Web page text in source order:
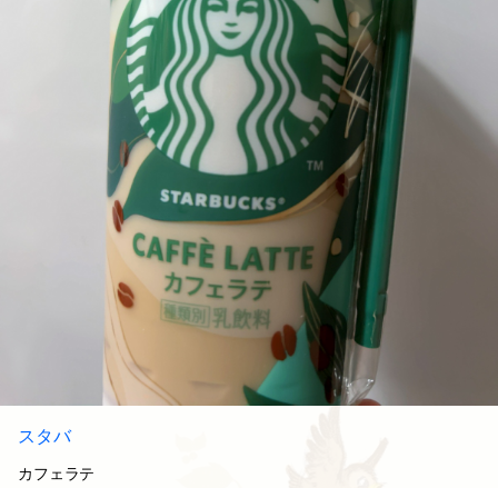
スタバ
カフェラテ